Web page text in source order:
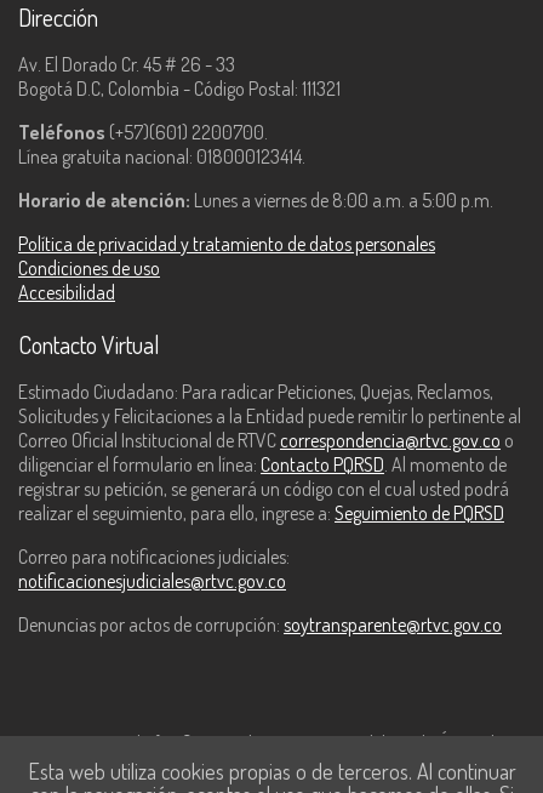
Dirección
Av. El Dorado Cr. 45 # 26 - 33
Bogotá D.C, Colombia - Código Postal: 111321
Teléfonos (+57)(601) 2200700.
Línea gratuita nacional: 018000123414.
Horario de atención: Lunes a viernes de 8:00 a.m. a 5:00 p.m.
Política de privacidad y tratamiento de datos personales
Condiciones de uso
Accesibilidad
Contacto Virtual
Estimado Ciudadano: Para radicar Peticiones, Quejas, Reclamos,
Solicitudes y Felicitaciones a la Entidad puede remitir lo pertinente al
Correo Oficial Institucional de RTVC correspondencia@rtvc.gov.co o
diligenciar el formulario en línea: Contacto PQRSD. Al momento de
registrar su petición, se generará un código con el cual usted podrá
realizar el seguimiento, para ello, ingrese a: Seguimiento de PQRSD
Correo para notificaciones judiciales:
notificacionesjudiciales@rtvc.gov.co
Denuncias por actos de corrupción: soytransparente@rtvc.gov.co
Este contenido fue financiado con recursos del Fondo Único de
Tecnologías de la Información y las Comunicaciones de MinTic.
Esta web utiliza cookies propias o de terceros. Al continuar